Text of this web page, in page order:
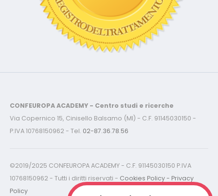
CONFEUROPA ACADEMY - Centro studi e ricerche
Via Copernico 15, Cinisello Balsamo (MI) - C.F. 91145030150 -
P.IVA 10768150962 - Tel. 02-87.36.78.56
©2019/2025 CONFEUROPA ACADEMY - C.F. 91145030150 P.IVA
10768150962 - Tutti i diritti riservati - Cookies Policy - Privacy
Policy